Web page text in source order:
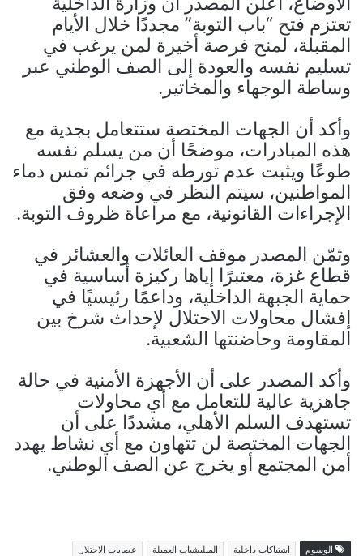
تعتزم فتح “باب التوبة” مجددًا خلال الأيام
المقبلة، لمنح فرصة أخيرة لمن يرغب في
تسليم نفسه والعودة إلى الصف الوطني عبر
وساطة الوجهاء والمخاتير.
وأكد أن الجهات المختصة ستتعامل بجدية مع
هذه المبادرات، موضحًا أن من يسلم نفسه
طوعًا ويثبت عدم تورطه في جرائم تمس دماء
المواطنين، سيتم النظر في وضعه وفق
الإجراءات القانونية، مع مراعاة ظروف التوبة.
وثمّن المصدر موقف العائلات والعشائر في
قطاع غزة، معتبرًا إياها ركيزة أساسية في
حماية الجبهة الداخلية، وداعمًا رئيسيًا في
إفشال محاولات الاحتلال لإحداث شرخ بين
المقاومة وحاضنتها الشعبية.
وأكد المصدر على أن الأجهزة الأمنية في حالة
جاهزية عالية للتعامل مع أي محاولات
تستهدف السلم الأهلي، مشددًا على أن
الجهات المختصة لن تتهاون مع أي نشاط يهدد
أمن المجتمع أو يخرج عن الصف الوطني.
الوسوم اشتباكات داخلية الميليشيات العميلة
عصابات الاحتلال